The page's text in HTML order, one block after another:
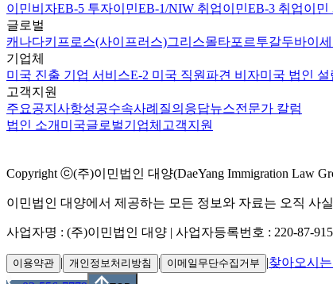
이민비자EB-5 투자이민EB-1/NIW 취업이민EB-3 취업이민
글로벌
캐나다키프로스(사이프러스)그리스몰타포르투갈두바이
기업체
미국 진출 기업 서비스E-2 미국 직원파견 비자미국 법인 설
고객지원
주요공지사항성공수속사례 질의응답뉴스전문가 칼럼
법인 소개 미국글로벌기업체 고객지원
Copyright ⓒ(주)이민법인 대양(DaeYang Immigration Law
이민법인 대양에서 제공하는 모든 정보와 자료는 오직 사
사업자명 : (주)이민법인 대양 | 사업자등록번호 : 220-87-
이용약관 | 개인정보처리방침 | 이메일무단수집거부 |찾아오시